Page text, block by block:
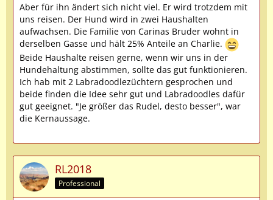
Aber für ihn ändert sich nicht viel. Er wird trotzdem mit
uns reisen. Der Hund wird in zwei Haushalten
aufwachsen. Die Familie von Carinas Bruder wohnt in
derselben Gasse und hält 25% Anteile an Charlie.
Beide Haushalte reisen gerne, wenn wir uns in der
Hundehaltung abstimmen, sollte das gut funktionieren.
Ich hab mit 2 Labradoodlezüchtern gesprochen und
beide finden die Idee sehr gut und Labradoodles dafür
gut geeignet. "Je größer das Rudel, desto besser", war
die Kernaussage.
RL2018
Professional